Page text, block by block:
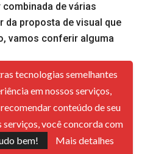
de várias
da proposta de visual que
vamos conferir alguma
básica e tênis para
para o dia a dia.
camisa de manga longa,
UV e botas de caminhada
tecnologias semelhantes
em nossos serviços,
conteúdo de seu
você concorda com
bem! Mais detalhes